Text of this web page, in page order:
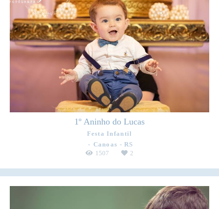
1º Aninho do Lucas
Festa Infantil
Canoas - RS
1507 2